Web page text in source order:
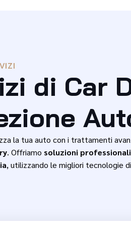
di Car
la tua auto con i trattamenti
. Offriamo soluzioni
, utilizzando le migliori tecnologie